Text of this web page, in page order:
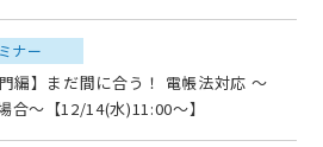
ナー
編】まだ間に合う！ 電帳法対応 ～
合～【12/14(水)11:00～】